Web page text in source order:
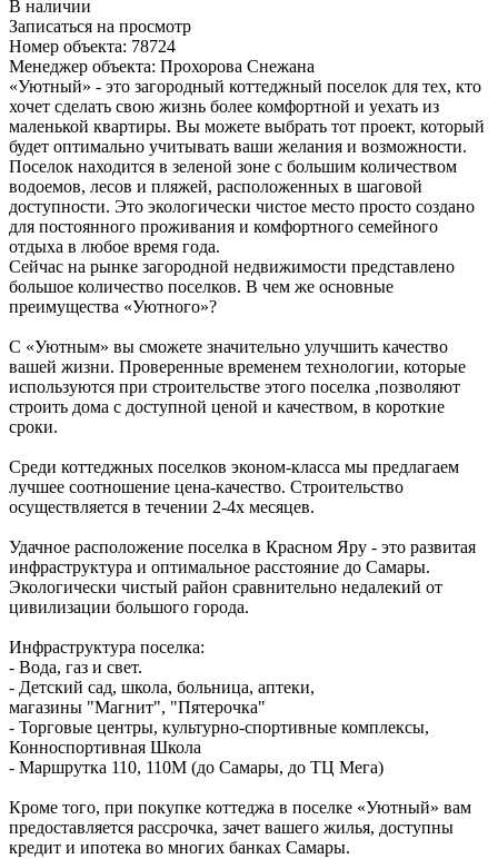
В наличии
Записаться на просмотр
Номер объекта: 78724
Менеджер объекта: Прохорова Снежана
«Уютный» - это загородный коттеджный поселок для тех, кто
хочет сделать свою жизнь более комфортной и уехать из
маленькой квартиры. Вы можете выбрать тот проект, который
будет оптимально учитывать ваши желания и возможности.
Поселок находится в зеленой зоне с большим количеством
водоемов, лесов и пляжей, расположенных в шаговой
доступности. Это экологически чистое место просто создано
для постоянного проживания и комфортного семейного
отдыха в любое время года.
Сейчас на рынке загородной недвижимости представлено
большое количество поселков. В чем же основные
преимущества «Уютного»?
С «Уютным» вы сможете значительно улучшить качество
вашей жизни. Проверенные временем технологии, которые
используются при строительстве этого поселка ,позволяют
строить дома с доступной ценой и качеством, в короткие
сроки.
Среди коттеджных поселков эконом-класса мы предлагаем
лучшее соотношение цена-качество. Строительство
осуществляется в течении 2-4х месяцев.
Удачное расположение поселка в Красном Яру - это развитая
инфраструктура и оптимальное расстояние до Самары.
Экологически чистый район сравнительно недалекий от
цивилизации большого города.
Инфраструктура поселка:
- Вода, газ и свет.
- Детский сад, школа, больница, аптеки,
магазины "Магнит", "Пятерочка"
- Торговые центры, культурно-спортивные комплексы,
Конноспортивная Школа
- Маршрутка 110, 110М (до Самары, до ТЦ Мега)
Кроме того, при покупке коттеджа в поселке «Уютный» вам
предоставляется рассрочка, зачет вашего жилья, доступны
кредит и ипотека во многих банках Самары.